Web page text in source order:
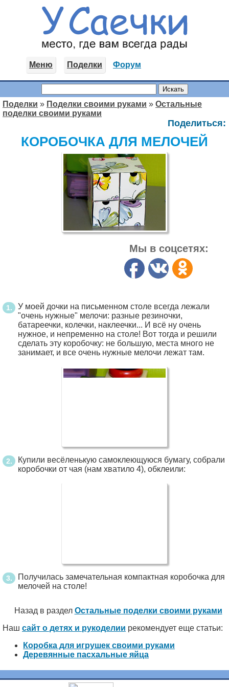
Меню Поделки Форум
Поделки » Поделки своими руками » Остальные
поделки своими руками
Поделиться:
КОРОБОЧКА ДЛЯ МЕЛОЧЕЙ
Мы в соцсетях:
У моей дочки на письменном столе всегда лежали
"очень нужные" мелочи: разные резиночки,
батареечки, колечки, наклеечки... И всё ну очень
нужное, и непременно на столе! Вот тогда и решили
сделать эту коробочку: не большую, места много не
занимает, и все очень нужные мелочи лежат там.
Купили весёленькую самоклеющуюся бумагу, собрали
коробочки от чая (нам хватило 4), обклеили:
Получилась замечательная компактная коробочка для
мелочей на столе!
Назад в раздел Остальные поделки своими руками
Наш сайт о детях и рукоделии рекомендует еще статьи:
Коробка для игрушек своими руками
Деревянные пасхальные яйца